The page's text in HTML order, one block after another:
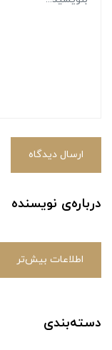
ارسال دیدگاه
درباره‌ی نویسنده
اطلاعات بیش‌تر
دسته‌بندی